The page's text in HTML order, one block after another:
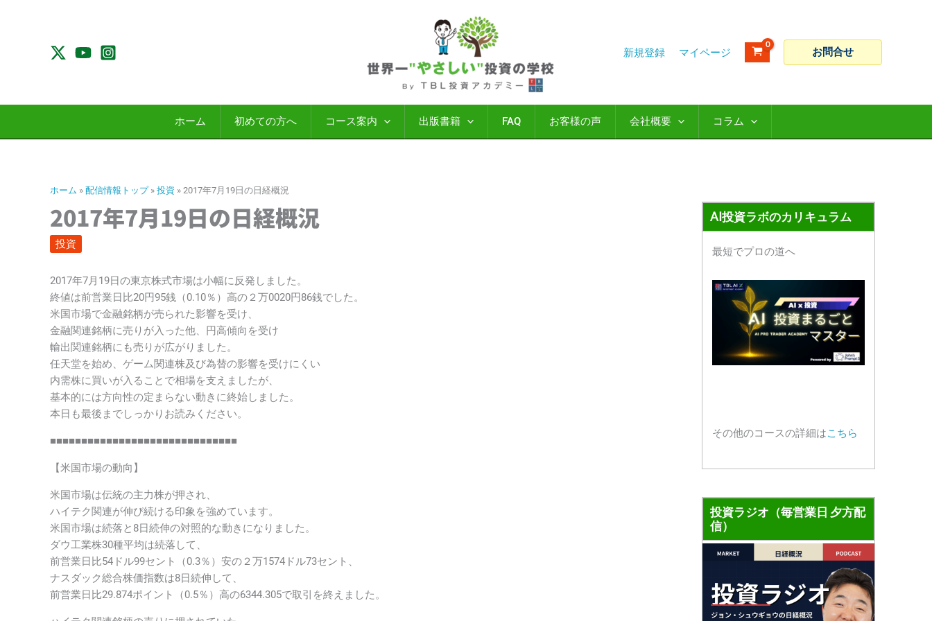
プ
新規登録 お問合せ
ホーム 初めての方へ コース案内 出版書籍 FAQ お客様の声 会社概要 コラム
ホーム » 配信情報トップ» 投資 » 2017年7月19日の日経概況
2017年7月19日の日経概況
投資
2017年7月19日の東京株式市場は小幅に反発しました。
終値は前営業日比20円95銭（0.10％）高の２万0020円86銭でした。
米国市場で金融銘柄が売られた影響を受け、
金融関連銘柄に売りが入った他、円高傾向を受け
輸出関連銘柄にも売りが広がりました。
任天堂を始め、ゲーム関連株及び為替の影響を受けにくい
内需株に買いが入ることで相場を支えましたが、
基本的には方向性の定まらない動きに終始しました。
本日も最後までしっかりお読みください。
■■■■■■■■■■■■■■■■■■■■■■■■■■■■■■
【米国市場の動向】
米国市場は伝統の主力株が押され、
ハイテク関連が伸び続ける印象を強めています。
米国市場は続落と8日続伸の対照的な動きになりました。
ダウ工業株30種平均は続落して、
前営業日比54ドル99セント（0.3％）安の２万1574ドル73セント、
ナスダック総合株価指数は8日続伸して、
前営業日比29.874ポイント（0.5％）高の6344.305で取引を終えました。
AI投資ラボのカリキュラム
最短でプロの道へ
その他のコースの詳細はこちら
投資ラジオ（毎営業日 夕方配
信）
カゴ